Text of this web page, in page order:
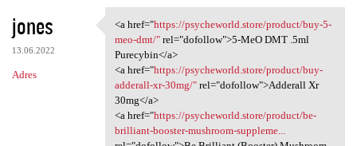
jones
13.06.2022
Adres
<a href="https://psycheworld
<a href="https://psycheworld.store/product/buy-5-
meo-dmt/"rel="dofollow">5-MeO DMT .5ml
Purecybin</a>
<a href="https://psycheworld.store/product/buy-
adderall-xr-30mg/"rel="dofollow">Adderall Xr
30mg</a>
<a href="https://psycheworld.store/product/be-
brilliant-booster-mushroom-suppleme...